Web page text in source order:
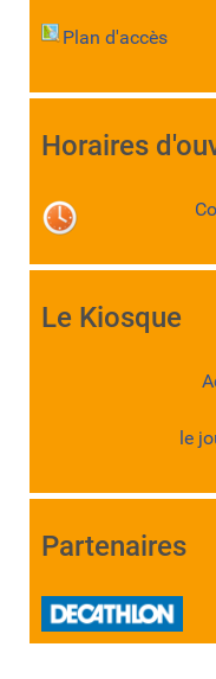
Plan d'accès
Horaires
Le Kiosque
le
Partenaires